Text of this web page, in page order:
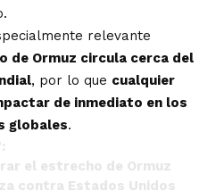
relevante
de Ormuz circula cerca del
, por lo que cualquier
de inmediato en los
globales.
el estrecho de Ormuz
contra Estados Unidos